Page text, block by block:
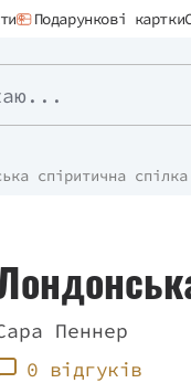
Подарункові картки
спіритична спілка
Пеннер
0 відгуків